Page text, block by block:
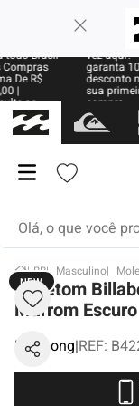
todo Brasil
De R$
|
as
Sua
vez aqui?
garanta
desconto
sua
compra
NEW
BB Masculino
Moletom
Marrom Escuro
Billabong|REF:
termos mais
1º
moletom
2º
boné